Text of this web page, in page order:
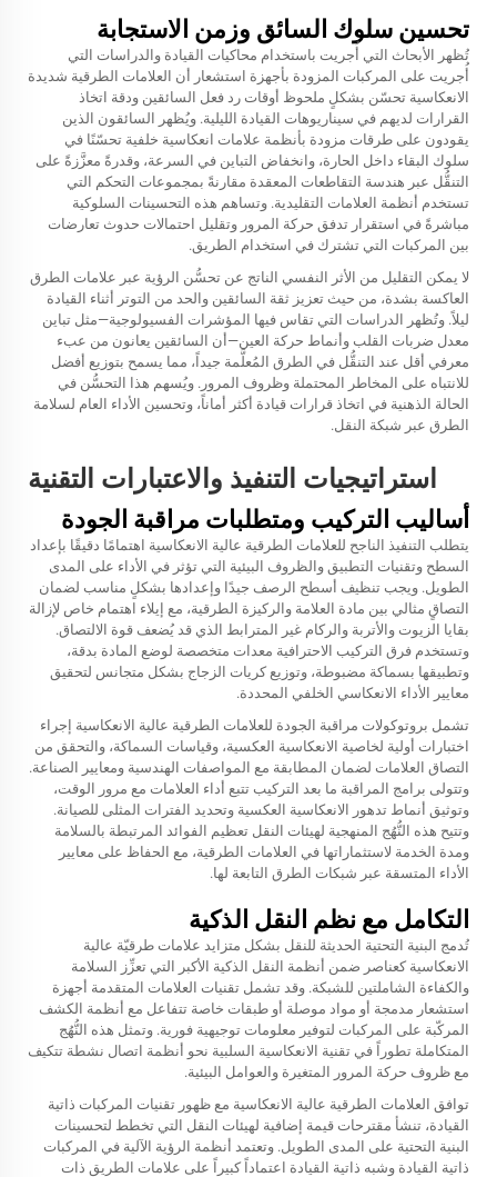
تحسين سلوك السائق وزمن الاستجابة
تُظهر الأبحاث التي أُجريت باستخدام محاكيات القيادة والدراسات التي
أُجريت على المركبات المزودة بأجهزة استشعار أن العلامات الطرقية شديدة
الانعكاسية تحسّن بشكلٍ ملحوظ أوقات رد فعل السائقين ودقة اتخاذ
القرارات لديهم في سيناريوهات القيادة الليلية. ويُظهر السائقون الذين
يقودون على طرقات مزودة بأنظمة علامات انعكاسية خلفية تحسّنًا في
سلوك البقاء داخل الحارة، وانخفاض التباين في السرعة، وقدرةً معزَّزةً على
التنقُّل عبر هندسة التقاطعات المعقدة مقارنةً بمجموعات التحكم التي
تستخدم أنظمة العلامات التقليدية. وتساهم هذه التحسينات السلوكية
مباشرةً في استقرار تدفق حركة المرور وتقليل احتمالات حدوث تعارضات
بين المركبات التي تشترك في استخدام الطريق.
لا يمكن التقليل من الأثر النفسي الناتج عن تحسُّن الرؤية عبر علامات الطرق
العاكسة بشدة، من حيث تعزيز ثقة السائقين والحد من التوتر أثناء القيادة
ليلاً. وتُظهر الدراسات التي تقاس فيها المؤشرات الفسيولوجية—مثل تباين
معدل ضربات القلب وأنماط حركة العين—أن السائقين يعانون من عبء
معرفي أقل عند التنقُّل في الطرق المُعلَّمة جيداً، مما يسمح بتوزيع أفضل
للانتباه على المخاطر المحتملة وظروف المرور. ويُسهم هذا التحسُّن في
الحالة الذهنية في اتخاذ قرارات قيادة أكثر أماناً، وتحسين الأداء العام لسلامة
الطرق عبر شبكة النقل.
استراتيجيات التنفيذ والاعتبارات التقنية
أساليب التركيب ومتطلبات مراقبة الجودة
يتطلب التنفيذ الناجح للعلامات الطرقية عالية الانعكاسية اهتمامًا دقيقًا بإعداد
السطح وتقنيات التطبيق والظروف البيئية التي تؤثر في الأداء على المدى
الطويل. ويجب تنظيف أسطح الرصف جيدًا وإعدادها بشكلٍ مناسب لضمان
التصاقٍ مثالي بين مادة العلامة والركيزة الطرقية، مع إيلاء اهتمام خاص لإزالة
بقايا الزيوت والأتربة والركام غير المترابط الذي قد يُضعف قوة الالتصاق.
وتستخدم فرق التركيب الاحترافية معدات متخصصة لوضع المادة بدقة،
وتطبيقها بسماكة مضبوطة، وتوزيع كريات الزجاج بشكل متجانس لتحقيق
معايير الأداء الانعكاسي الخلفي المحددة.
تشمل بروتوكولات مراقبة الجودة للعلامات الطرقية عالية الانعكاسية إجراء
اختبارات أولية لخاصية الانعكاسية العكسية، وقياسات السماكة، والتحقق من
التصاق العلامات لضمان المطابقة مع المواصفات الهندسية ومعايير الصناعة.
وتتولى برامج المراقبة ما بعد التركيب تتبع أداء العلامات مع مرور الوقت،
وتوثيق أنماط تدهور الانعكاسية العكسية وتحديد الفترات المثلى للصيانة.
وتتيح هذه النُّهُج المنهجية لهيئات النقل تعظيم الفوائد المرتبطة بالسلامة
ومدة الخدمة لاستثماراتها في العلامات الطرقية، مع الحفاظ على معايير
الأداء المتسقة عبر شبكات الطرق التابعة لها.
التكامل مع نظم النقل الذكية
تُدمج البنية التحتية الحديثة للنقل بشكل متزايد علامات طرقيّة عالية
الانعكاسية كعناصر ضمن أنظمة النقل الذكية الأكبر التي تعزِّز السلامة
والكفاءة الشاملتين للشبكة. وقد تشمل تقنيات العلامات المتقدمة أجهزة
استشعار مدمجة أو مواد موصلة أو طبقات خاصة تتفاعل مع أنظمة الكشف
المركّبة على المركبات لتوفير معلومات توجيهية فورية. وتمثل هذه النُّهُج
المتكاملة تطوراً في تقنية الانعكاسية السلبية نحو أنظمة اتصال نشطة تتكيف
مع ظروف حركة المرور المتغيرة والعوامل البيئية.
توافق
العلامات الطرقية عالية الانعكاسية مع ظهور تقنيات المركبات ذاتية
القيادة، تنشأ مقترحات قيمة إضافية لهيئات النقل التي تخطط لتحسينات
البنية التحتية على المدى الطويل. وتعتمد أنظمة الرؤية الآلية في المركبات
ذاتية القيادة وشبه ذاتية القيادة اعتماداً كبيراً على علامات الطريق ذات